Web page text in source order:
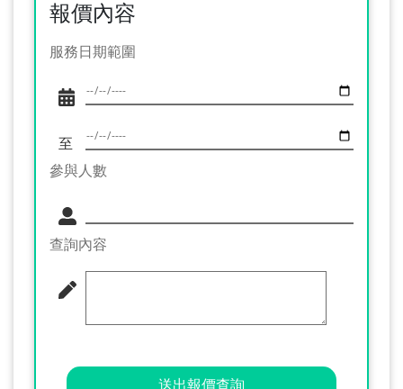
報價內容
服務日期範圍
至
參與人數
查詢內容
送出報價查詢